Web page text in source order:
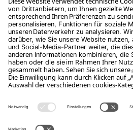
Abonnieren
Copyright Flou